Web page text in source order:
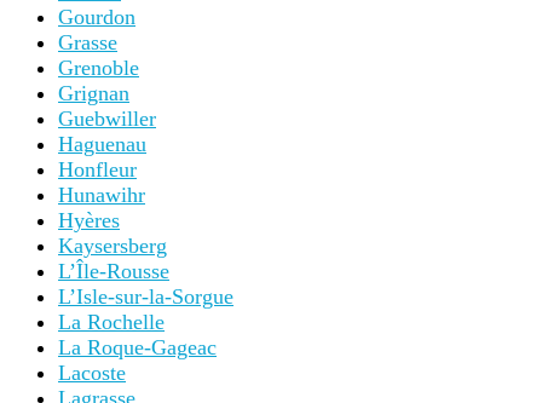
Gourdon
Grasse
Grenoble
Grignan
Guebwiller
Haguenau
Honfleur
Hunawihr
Hyères
Kaysersberg
L’Île-Rousse
L’Isle-sur-la-Sorgue
La Rochelle
La Roque-Gageac
Lacoste
Lagrasse